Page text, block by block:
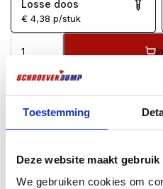
Toestemming
Deze website maakt
We gebruiken cookies om
Losse doos
€ 4,38 p/stuk
Voor17:00besteld, zelfde
Gratisverzending vanaf
100 dagen retourgarantie
Klantenbeoordeling
BESCHRIJVINGAANVULLENDE
BEOORDELINGEN (0)